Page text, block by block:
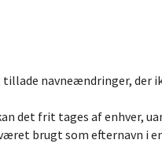
navneændringer, der
det frit tages af
brugt som efternavn i